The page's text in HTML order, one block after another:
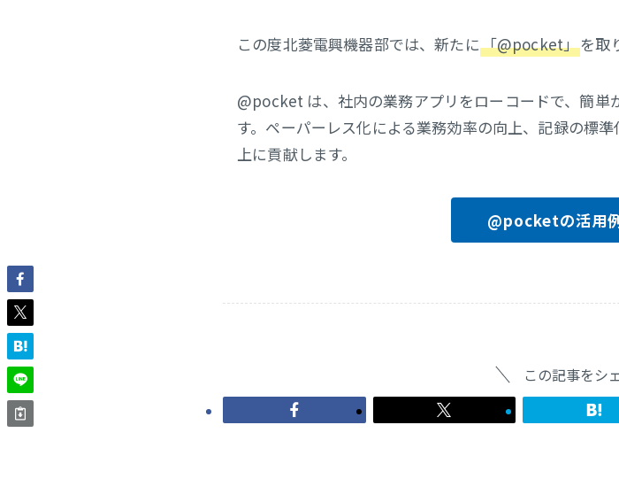
この度北菱電興機器部では、新たに「@pocket」を取
@pocket は、社内の業務アプリをローコードで、簡
す。ペーパーレス化による業務効率の向上、記録の標
上に貢献します。
@pocketの活用
この記事をシ